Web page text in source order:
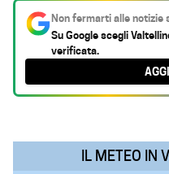
c
e
b
o
t
s
A
k
e
d
Non fermarti alle notizie
Su Google scegli
verificata.
IL METEO IN